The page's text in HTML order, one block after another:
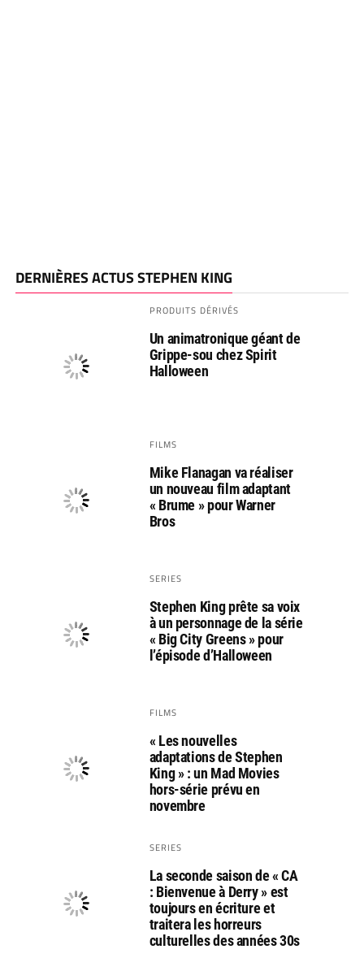
DERNIÈRES ACTUS STEPHEN KING
PRODUITS DÉRIVÉS
Un animatronique géant de
Grippe-sou chez Spirit
Halloween
FILMS
Mike Flanagan va réaliser
un nouveau film adaptant
« Brume » pour Warner
Bros
SERIES
Stephen King prête sa voix
à un personnage de la série
« Big City Greens » pour
l’épisode d’Halloween
FILMS
« Les nouvelles
adaptations de Stephen
King » : un Mad Movies
hors-série prévu en
novembre
SERIES
La seconde saison de « CA
: Bienvenue à Derry » est
toujours en écriture et
traitera les horreurs
culturelles des années 30s